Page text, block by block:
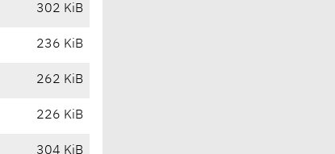
302 KiB
236 KiB
262 KiB
226 KiB
304 KiB